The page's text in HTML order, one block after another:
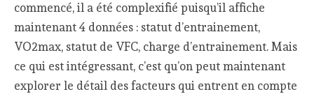
commencé, il a été complexifié puisqu’il affiche
maintenant 4 données : statut d’entrainement,
VO2max, statut de VFC, charge d’entrainement. Mais
ce qui est intégressant, c’est qu’on peut maintenant
explorer le détail des facteurs qui entrent en compte